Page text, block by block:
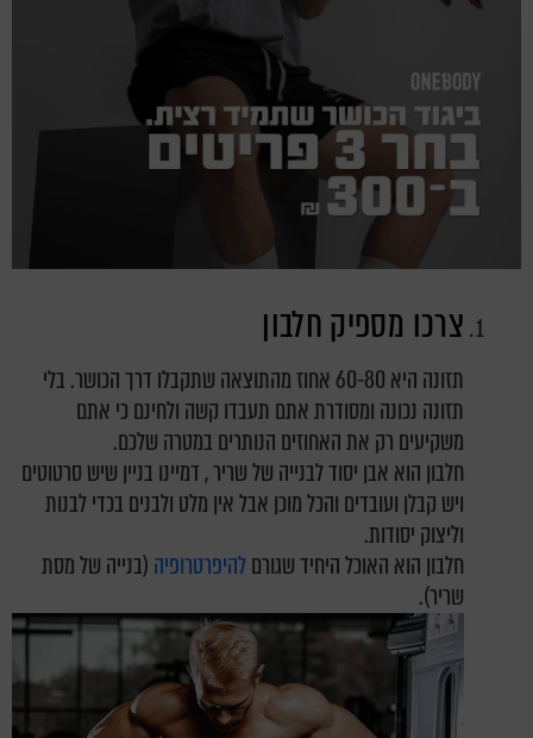
צרכו מספיק חלבון
תזונה היא 60-80 אחוז מהתוצאה שתקבלו דרך הכושר. בלי
תזונה נכונה ומסודרת אתם תעבדו קשה ולחינם כי אתם
משקיעים רק את האחוזים הנותרים במטרה שלכם.
חלבון הוא אבן יסוד לבנייה של שריר , דמיינו בניין שיש סרטוטים
ויש קבלן ועובדים והכל מוכן אבל אין מלט ולבנים בכדי לבנות
וליצוק יסודות.
חלבון הוא האוכל היחיד שגורםלהיפרטרופיה (בנייה של מסת
שריר).